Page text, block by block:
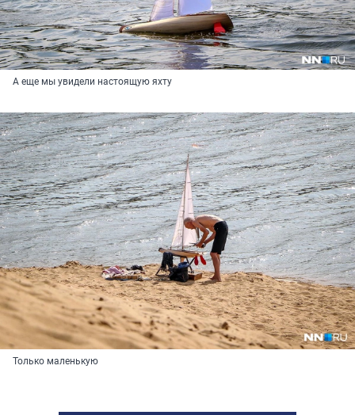
А еще мы увидели настоящую яхту
Только маленькую